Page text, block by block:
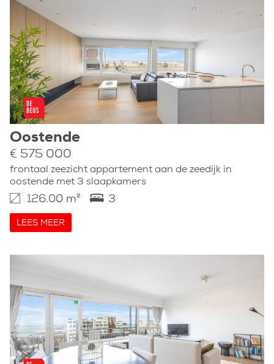
Oostende
€ 575 000
frontaal zeezicht appartement aan de zeedijk in
oostende met 3 slaapkamers
126.00 m² 3
LEES MEER